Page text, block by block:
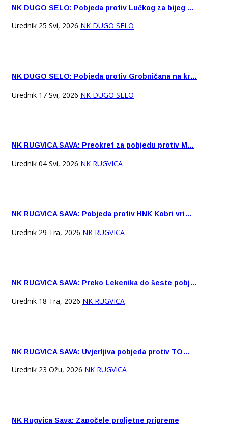
NK DUGO SELO: Pobjeda protiv Lučkog za bijeg …
Urednik 25 Svi, 2026 NK DUGO SELO
NK DUGO SELO: Pobjeda protiv Grobničana na kr…
Urednik 17 Svi, 2026 NK DUGO SELO
NK RUGVICA SAVA: Preokret za pobjedu protiv M…
Urednik 04 Svi, 2026 NK RUGVICA
NK RUGVICA SAVA: Pobjeda protiv HNK Kobri vri…
Urednik 29 Tra, 2026 NK RUGVICA
NK RUGVICA SAVA: Preko Lekenika do šeste pobj…
Urednik 18 Tra, 2026 NK RUGVICA
NK RUGVICA SAVA: Uvjerljiva pobjeda protiv TO…
Urednik 23 Ožu, 2026 NK RUGVICA
NK Rugvica Sava: Započele proljetne pripreme